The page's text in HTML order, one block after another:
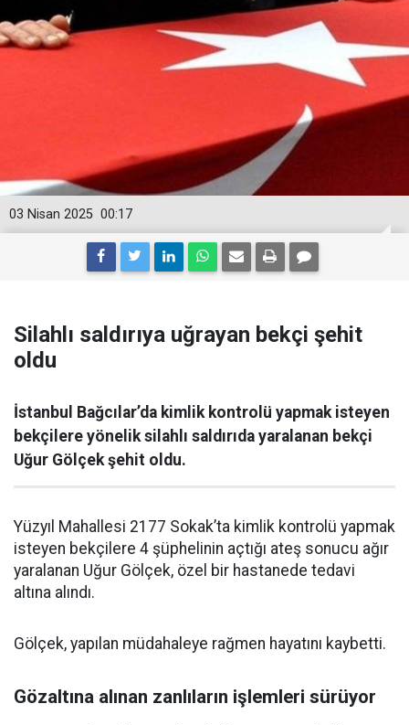
00:17
03 Nisan 2025
Silahlı saldırıya uğrayan bekçi şehit
oldu
İstanbul Bağcılar’da kimlik kontrolü yapmak isteyen
bekçilere yönelik silahlı saldırıda yaralanan bekçi
Uğur Gölçek şehit oldu.
Yüzyıl Mahallesi 2177 Sokak’ta kimlik kontrolü yapmak
isteyen bekçilere 4 şüphelinin açtığı ateş sonucu ağır
yaralanan Uğur Gölçek, özel bir hastanede tedavi
altına alındı.
Gölçek, yapılan müdahaleye rağmen hayatını kaybetti.
Gözaltına alınan zanlıların işlemleri sürüyor